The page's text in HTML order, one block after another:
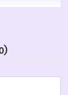
)